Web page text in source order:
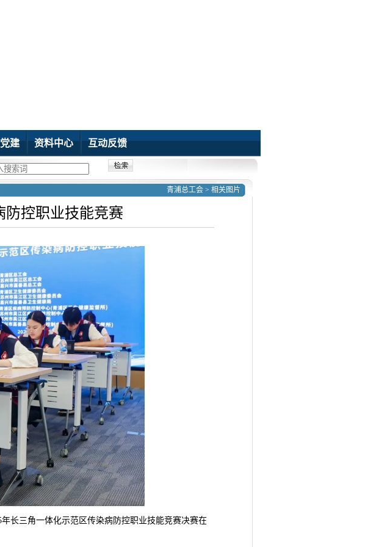
建 资料中心 互动反馈
青浦总工会 > 相关图片
防控职业技能竞赛
长三角一体化示范区传染病防控职业技能竞赛决赛在